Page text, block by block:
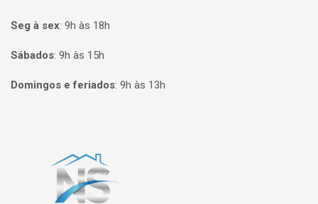
Seg à sex: 9h às 18h
Sábados: 9h às 15h
Domingos e feriados: 9h às 13h